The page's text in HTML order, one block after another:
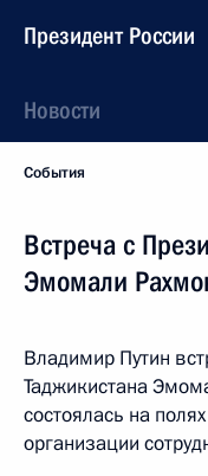
Президент России
Новости
События
Встреча с
Эмомали
Владимир Путин
Таджикистана
состоялась на
организации